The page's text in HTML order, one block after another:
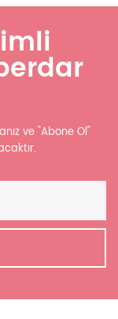
ve "Abone Ol"